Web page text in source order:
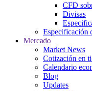
CFD
Divisas
Especificación
Mercado
Market News
Cotización en
Calendario
Blog
Updates